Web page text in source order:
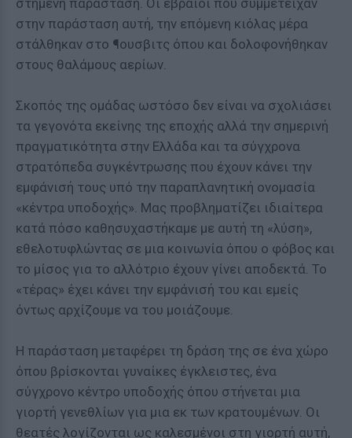
στημένη παράσταση. Οι εβραίοι που συμμετείχαν
στην παράσταση αυτή, την επόμενη κιόλας μέρα
στάλθηκαν στο ¶ουσβιτς όπου και δολοφονήθηκαν
στους θαλάμους αερίων.
Σκοπός της ομάδας ωστόσο δεν είναι να σχολιάσει
τα γεγονότα εκείνης της εποχής αλλά την σημερινή
πραγματικότητα στην Ελλάδα και τα σύγχρονα
στρατόπεδα συγκέντρωσης που έχουν κάνει την
εμφάνισή τους υπό την παραπλανητική ονομασία
«κέντρα υποδοχής». Μας προβληματίζει ιδιαίτερα
κατά πόσο καθησυχαστήκαμε με αυτή τη «λύση»,
εθελοτυφλώντας σε μια κοινωνία όπου ο φόβος και
το μίσος για το αλλότριο έχουν γίνει αποδεκτά. Το
«τέρας» έχει κάνει την εμφάνισή του και εμείς
όντως αρχίζουμε να του μοιάζουμε.
Η παράσταση μεταφέρει τη δράση της σε ένα χώρο
όπου βρίσκονται γυναίκες έγκλειστες, ένα
σύγχρονο κέντρο υποδοχής όπου στήνεται μια
γιορτή γενεθλίων για μια εκ των κρατουμένων. Οι
θεατές λογίζονται ως καλεσμένοι στη γιορτή αυτή,